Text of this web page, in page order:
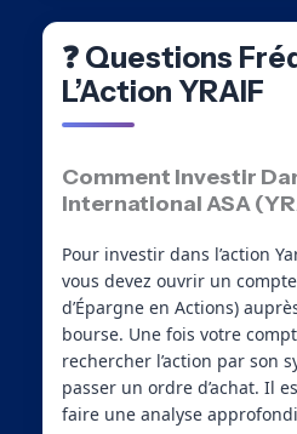
❓ Questions
L’Action YRAIF
Comment Investir
International ASA
Pour investir dans l’action
vous devez ouvrir un
d’Épargne en Actions)
bourse. Une fois votre
rechercher l’action par son
passer un ordre d’achat. Il
faire une analyse